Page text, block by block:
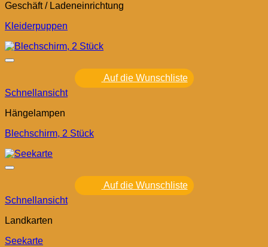
Geschäft / Ladeneinrichtung
Kleiderpuppen
Auf die Wunschliste
Schnellansicht
Hängelampen
Blechschirm, 2 Stück
Auf die Wunschliste
Schnellansicht
Landkarten
Seekarte